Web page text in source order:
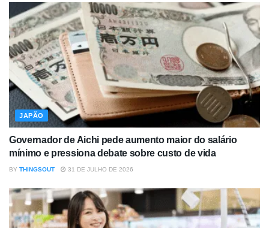
JAPÃO
Governador de Aichi pede aumento maior do salário
mínimo e pressiona debate sobre custo de vida
BY THINGSOUT 31 DE JULHO DE 2026